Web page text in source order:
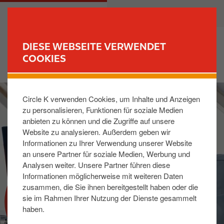
DIESE WEBSEITE VERWENDET
COOKIES
Circle K verwenden Cookies, um Inhalte und Anzeigen
zu personalisieren, Funktionen für soziale Medien
anbieten zu können und die Zugriffe auf unsere
Website zu analysieren. Außerdem geben wir
Informationen zu Ihrer Verwendung unserer Website
an unsere Partner für soziale Medien, Werbung und
Analysen weiter. Unsere Partner führen diese
Informationen möglicherweise mit weiteren Daten
zusammen, die Sie ihnen bereitgestellt haben oder die
sie im Rahmen Ihrer Nutzung der Dienste gesammelt
haben.
u
m
n
h
a
M
v
I
m
g
e
PRESSE